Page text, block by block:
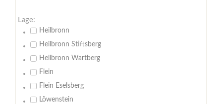
Lage:
Heilbronn
Heilbronn Stiftsberg
Heilbronn Wartberg
Flein
Flein Eselsberg
Löwenstein